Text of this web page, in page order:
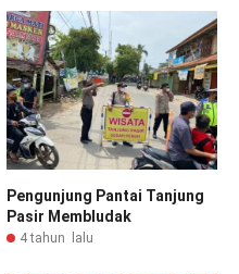
Pengunjung Pantai Tanjung
Pasir Membludak
4 tahun lalu